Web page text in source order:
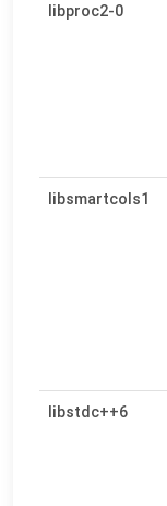
libproc2-0
libsmartcols1
libstdc++6